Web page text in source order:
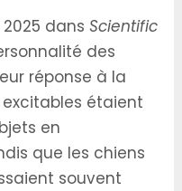
dans Scientific
des
réponse à la
excitables étaient
en
que les chiens
souvent